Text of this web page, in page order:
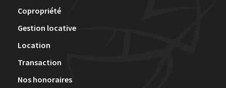
Copropriété
Gestion locative
Location
Transaction
Nos honoraires